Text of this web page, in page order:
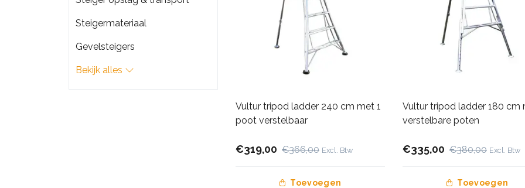
Vultur tripod ladder 240 cm met 1
poot verstelbaar
€319,00 €366,00 Excl. Btw
Toevoegen
Vultur tripod ladder 180 cm
verstelbare poten
€335,00 €380,00 Excl. Btw
Toevoegen
Steigermateriaal
Gevelsteigers
Bekijk alles